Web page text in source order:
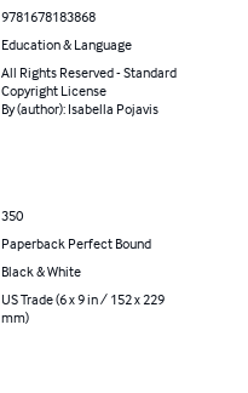
9781678183868
Education & Language
All Rights Reserved - Standard
Copyright License
By (author): Isabella Pojavis
350
Paperback Perfect Bound
Black & White
US Trade (6 x 9 in / 152 x 229
mm)